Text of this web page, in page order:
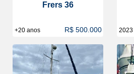
Frers 36
+20 anos R$ 500.000 2023